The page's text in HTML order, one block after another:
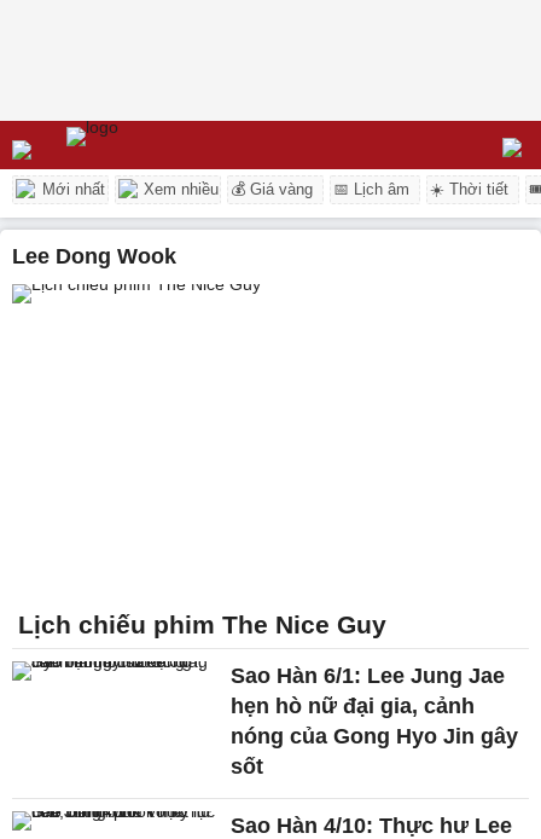
Mới nhất Xem nhiều 💰 Giá vàng 📅 Lịch âm ☀️ Thời tiết
Lee Dong Wook
Lịch chiếu phim The Nice Guy
Sao Hàn 6/1: Lee Jung Jae
hẹn hò nữ đại gia, cảnh
nóng của Gong Hyo Jin gây
sốt
Sao Hàn 4/10: Thực hư Lee